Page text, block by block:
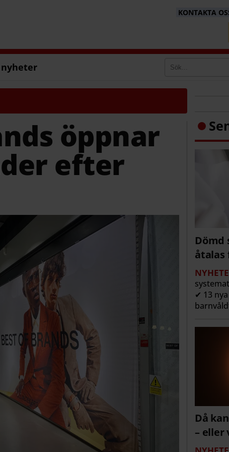
KONTAKTA
öppnar
efter
Dömd
✔ 13
Då
– eller